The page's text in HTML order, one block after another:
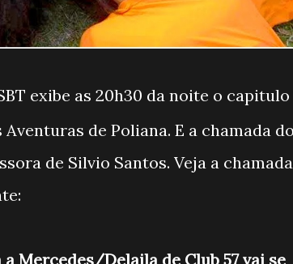
exibe as 20h30 da noite o capitulo
de Poliana. E a chamada do
de Silvio Santos. Veja a
Mercedes/Delaila de Club 57 vai se